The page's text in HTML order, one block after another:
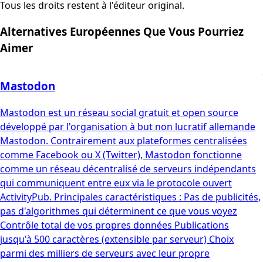
Tous les droits restent à l'éditeur original.
Alternatives Européennes Que Vous Pourriez
Aimer
Mastodon
Mastodon est un réseau social gratuit et open source
développé par l'organisation à but non lucratif allemande
Mastodon. Contrairement aux plateformes centralisées
comme Facebook ou X (Twitter), Mastodon fonctionne
comme un réseau décentralisé de serveurs indépendants
qui communiquent entre eux via le protocole ouvert
ActivityPub. Principales caractéristiques : Pas de publicités,
pas d'algorithmes qui déterminent ce que vous voyez
Contrôle total de vos propres données Publications
jusqu'à 500 caractères (extensible par serveur) Choix
parmi des milliers de serveurs avec leur propre